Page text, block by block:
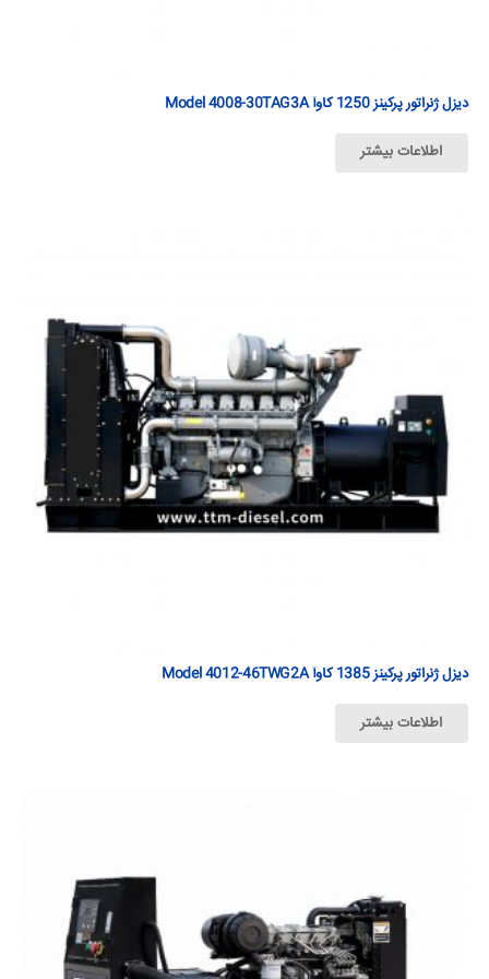
دیزل ژنراتور پرکینز 1250 كاوآ Model 4008-30TAG3A
اطلاعات بیشتر
دیزل ژنراتور پرکینز 1385 كاوآ Model 4012-46TWG2A
اطلاعات بیشتر